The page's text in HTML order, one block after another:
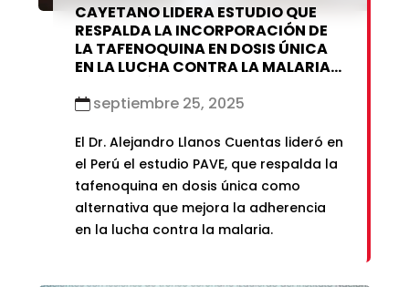
CAYETANO LIDERA ESTUDIO QUE
RESPALDA LA INCORPORACIÓN DE
LA TAFENOQUINA EN DOSIS ÚNICA
EN LA LUCHA CONTRA LA MALARIA
septiembre 25, 2025
El Dr. Alejandro Llanos Cuentas lideró en
el Perú el estudio PAVE, que respalda la
tafenoquina en dosis única como
alternativa que mejora la adherencia
en la lucha contra la malaria.